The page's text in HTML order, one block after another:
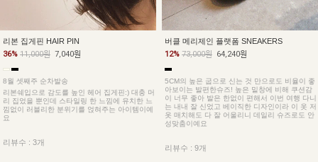
리본 집게핀 HAIR PIN
36% 11,000원 7,040원
8월 셋째주 순차발송
리본쉐입으로 감도를 높인 헤어 집게핀:) 대충 머
리 집었을 뿐인데 스타일링 한 느낌에 유치한 느
낌없이 러블리한 분위기를 얹혀주는 아이템이예
요
리뷰수 : 3개
버클 메리제인 플랫폼 SNEAKERS
12% 73,000원 64,240원
5CM의 높은 굽으로 신는 것 만으로도 비율이 좋
아보이는 발편한슈즈! 높은 밑창에 비해 쿠션감
이 너무 좋아 발은 한없이 편해서 이번 여행 다니
는 내내 잘 신었고 베이직한 디자인이라 이 옷 저
옷 매치해도 다 잘 어울리니 데일리 슈즈로도 안
성맞춤이예요
리뷰수 : 9개